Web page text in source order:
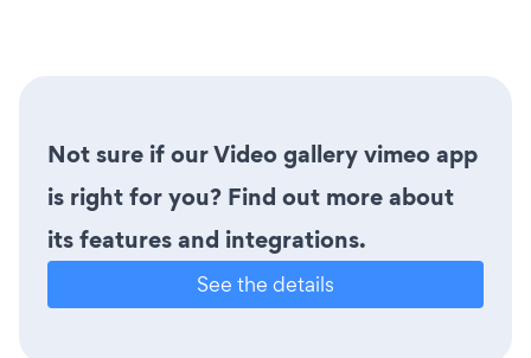
Not sure if our Video gallery vimeo app
is right for you? Find out more about
its features and integrations.
See the details